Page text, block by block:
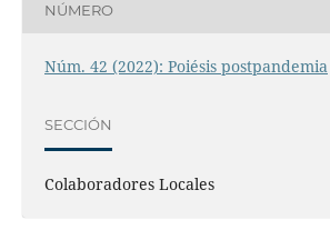
NÚMERO
Núm. 42 (2022): Poiésis postpandemia
SECCIÓN
Colaboradores Locales